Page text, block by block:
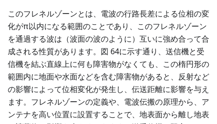
このフレネルゾーンとは、電波の行路長差による位相の変
化がπ以内になる範囲のことであり、このフレネルゾーン
を通過する波は（波面の波のように）互いに強め合って合
成される性質があります。図 64に示す通り、送信機と受
信機を結ぶ直線上に何も障害物がなくても、この楕円形の
範囲内に地面や水面などを含む障害物があると、反射など
の影響によって位相変化が発生し、伝送距離に影響を与え
ます。フレネルゾーンの定義や、電波伝搬の原理から、ア
ンテナを高い位置に設置することで、地表面から離し地表